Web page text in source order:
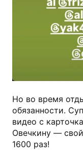
Но во время
обязанности.
видео с
Овечкину —
1600 раз!